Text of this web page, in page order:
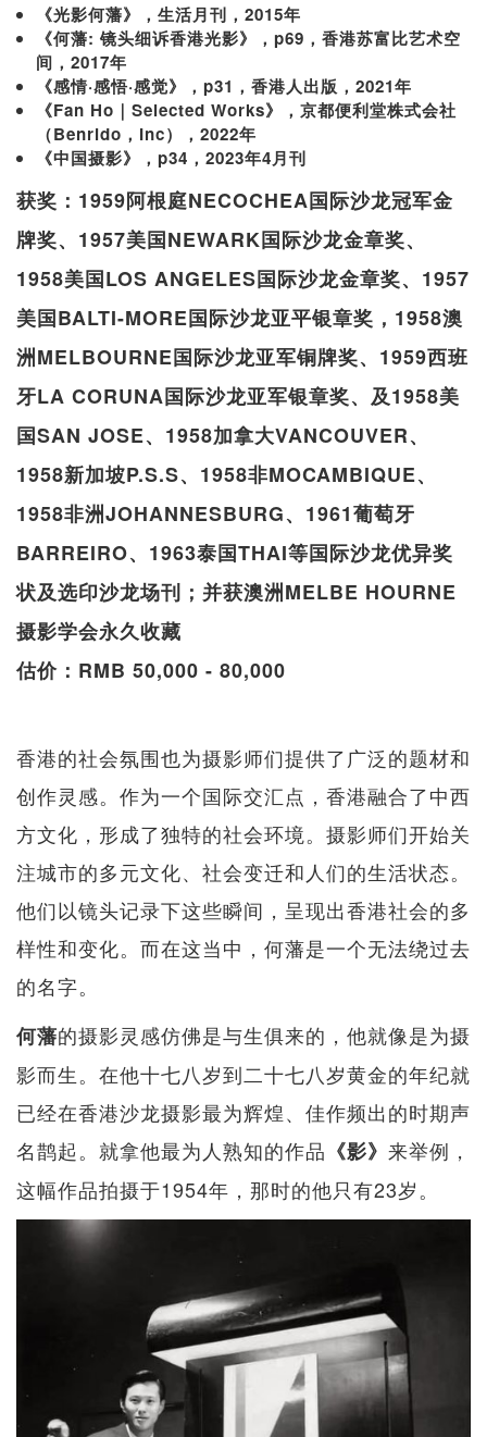
《光影何藩》，生活月刊，2015年
《何藩: 镜头细诉香港光影》，p69，香港苏富比艺术空
间，2017年
《感情·感悟·感觉》，p31，香港人出版，2021年
《Fan Ho｜Selected Works》，京都便利堂株式会社
（Benrido，Inc），2022年
《中国摄影》，p34，2023年4月刊
获奖：1959阿根庭NECOCHEA国际沙龙冠军金
牌奖、1957美国NEWARK国际沙龙金章奖、
1958美国LOS ANGELES国际沙龙金章奖、1957
美国BALTI-MORE国际沙龙亚平银章奖，1958澳
洲MELBOURNE国际沙龙亚军铜牌奖、1959西班
牙LA CORUNA国际沙龙亚军银章奖、及1958美
国SAN JOSE、1958加拿大VANCOUVER、
1958新加坡P.S.S、1958非MOCAMBIQUE、
1958非洲JOHANNESBURG、1961葡萄牙
BARREIRO、1963泰国THAI等国际沙龙优异奖
状及选印沙龙场刊；并获澳洲MELBE HOURNE
摄影学会永久收藏
估价：RMB 50,000 - 80,000
香港的社会氛围也为摄影师们提供了广泛的题材和
创作灵感。作为一个国际交汇点，香港融合了中西
方文化，形成了独特的社会环境。摄影师们开始关
注城市的多元文化、社会变迁和人们的生活状态。
他们以镜头记录下这些瞬间，呈现出香港社会的多
样性和变化。而在这当中，何藩是一个无法绕过去
的名字。
何藩的摄影灵感仿佛是与生俱来的，他就像是为摄
影而生。在他十七八岁到二十七八岁黄金的年纪就
已经在香港沙龙摄影最为辉煌、佳作频出的时期声
名鹊起。就拿他最为人熟知的作品 《影》 来举例，
这幅作品拍摄于1954年，那时的他只有23岁。